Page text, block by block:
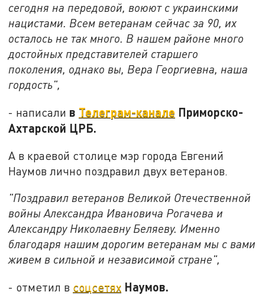
сегодня на передовой, воюют с украинскими
нацистами. Всем ветеранам сейчас за 90, их
осталось не так много. В нашем районе много
достойных представителей старшего
поколения, однако вы, Вера Георгиевна, наша
гордость",
- написали в Телеграм-канале Приморско-
Ахтарской ЦРБ.
А в краевой столице мэр города Евгений
Наумов лично поздравил двух ветеранов.
"Поздравил ветеранов Великой Отечественной
войны Александра Ивановича Рогачева и
Александру Николаевну Беляеву. Именно
благодаря нашим дорогим ветеранам мы с вами
живем в сильной и независимой стране",
- отметил в соцсетях Наумов.